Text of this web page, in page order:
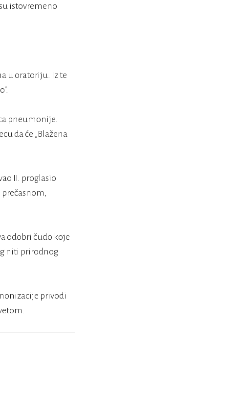
istovremeno
u oratoriju. Iz te
pneumonije.
da će „Blažena
II. proglasio
odobri čudo koje
niti prirodnog
privodi